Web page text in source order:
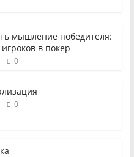
мышление победителя:
в покер
0
0